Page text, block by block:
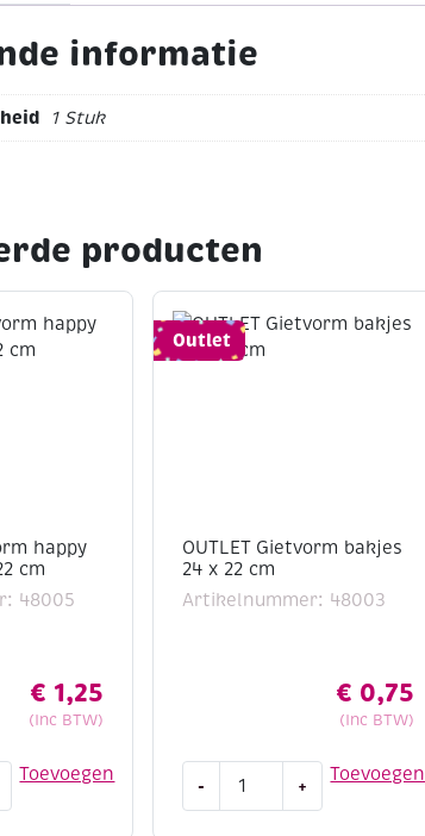
informatie
1 Stuk
producten
happy
cm
48005
€ 1,25
(Inc BTW)
Toevoegen
Outlet
OUTLET Gietvorm bakjes
24 x 22 cm
Artikelnummer: 48003
€ 0,75
(Inc BTW)
Toevoegen
-
Gietvorm
+